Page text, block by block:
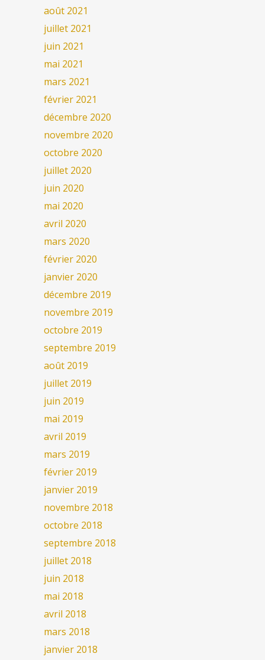
août 2021
juillet 2021
juin 2021
mai 2021
mars 2021
février 2021
décembre 2020
novembre 2020
octobre 2020
juillet 2020
juin 2020
mai 2020
avril 2020
mars 2020
février 2020
janvier 2020
décembre 2019
novembre 2019
octobre 2019
septembre 2019
août 2019
juillet 2019
juin 2019
mai 2019
avril 2019
mars 2019
février 2019
janvier 2019
novembre 2018
octobre 2018
septembre 2018
juillet 2018
juin 2018
mai 2018
avril 2018
mars 2018
janvier 2018